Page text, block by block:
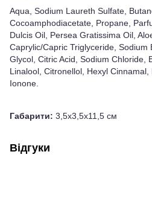
Aqua, Sodium Laureth Sulfate,
Cocoamphodiacetate, Propane,
Dulcis Oil, Persea Gratissima Oil,
Caprylic/Capric Triglyceride, Sodium
Glycol, Citric Acid, Sodium Chloride,
Linalool, Citronellol, Hexyl
Ionone.
Габарити: 3,5х3,5х11,5 см
Відгуки